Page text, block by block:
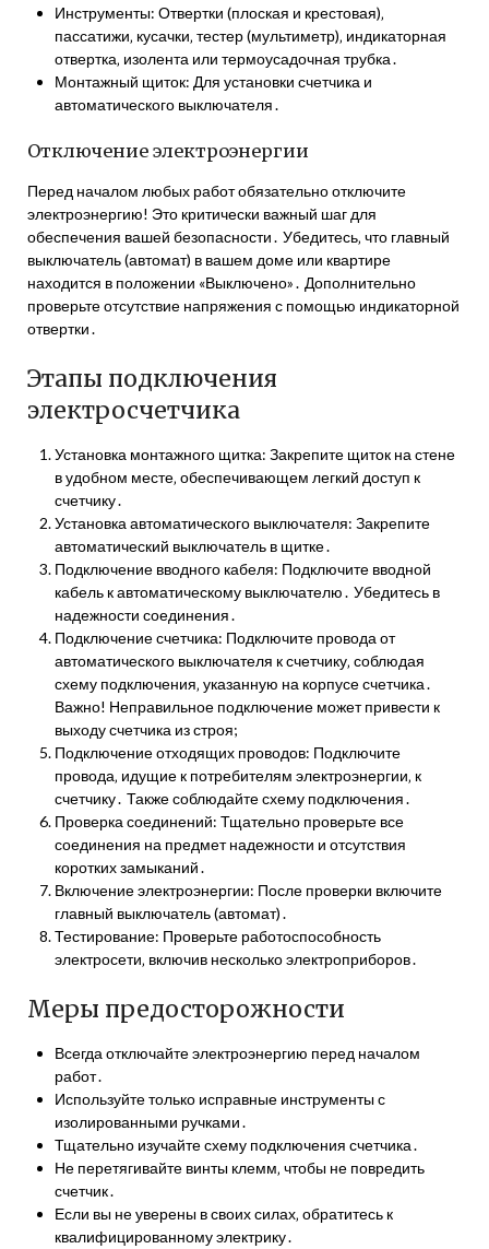
Инструменты: Отвертки (плоская и крестовая)‚
пассатижи‚ кусачки‚ тестер (мультиметр)‚ индикаторная
отвертка‚ изолента или термоусадочная трубка․
Монтажный щиток: Для установки счетчика и
автоматического выключателя․
Отключение электроэнергии
Перед началом любых работ обязательно отключите
электроэнергию! Это критически важный шаг для
обеспечения вашей безопасности․ Убедитесь‚ что главный
выключатель (автомат) в вашем доме или квартире
находится в положении «Выключено»․ Дополнительно
проверьте отсутствие напряжения с помощью индикаторной
отвертки․
Этапы подключения
электросчетчика
Установка монтажного щитка: Закрепите щиток на стене
в удобном месте‚ обеспечивающем легкий доступ к
счетчику․
Установка автоматического выключателя: Закрепите
автоматический выключатель в щитке․
Подключение вводного кабеля: Подключите вводной
кабель к автоматическому выключателю․ Убедитесь в
надежности соединения․
Подключение счетчика: Подключите провода от
автоматического выключателя к счетчику‚ соблюдая
схему подключения‚ указанную на корпусе счетчика․
Важно! Неправильное подключение может привести к
выходу счетчика из строя;
Подключение отходящих проводов: Подключите
провода‚ идущие к потребителям электроэнергии‚ к
счетчику․ Также соблюдайте схему подключения․
Проверка соединений: Тщательно проверьте все
соединения на предмет надежности и отсутствия
коротких замыканий․
Включение электроэнергии: После проверки включите
главный выключатель (автомат)․
Тестирование: Проверьте работоспособность
электросети‚ включив несколько электроприборов․
Меры предосторожности
Всегда отключайте электроэнергию перед началом
работ․
Используйте только исправные инструменты с
изолированными ручками․
Тщательно изучайте схему подключения счетчика․
Не перетягивайте винты клемм‚ чтобы не повредить
счетчик․
Если вы не уверены в своих силах‚ обратитесь к
квалифицированному электрику․